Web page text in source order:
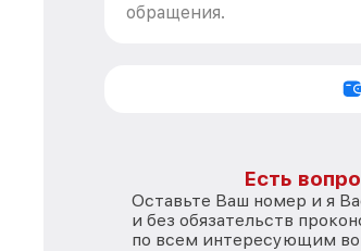
обращения.
Есть
Оставьте Ваш номер и я
и без обязательств
по всем интересующим